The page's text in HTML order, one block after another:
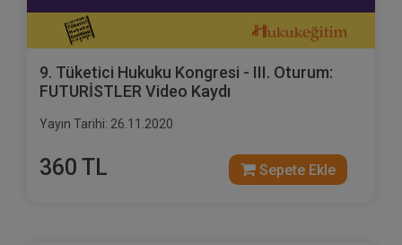
9. Tüketici Hukuku Kongresi - III. Oturum:
FUTURİSTLER Video Kaydı
Yayın Tarihi: 26.11.2020
360 TL Sepete Ekle